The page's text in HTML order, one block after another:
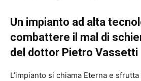
Un impianto ad alta
combattere il mal di
del dottor Pietro Vassetti
L’impianto si chiama Eterna e